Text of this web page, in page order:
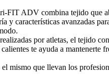
FIT ADV combina tejido que
y características avanzadas
por atletas, el tejido
te ayuda a mantenerte
mismo que llevan los